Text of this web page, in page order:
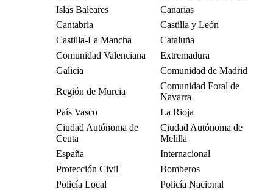
Islas Baleares
Canarias
Cantabria
Castilla y León
Castilla-La Mancha
Cataluña
Comunidad Valenciana
Extremadura
Galicia
Comunidad de Madrid
Región de Murcia
Comunidad Foral de
Navarra
País Vasco
La Rioja
Ciudad Autónoma de
Ceuta
Ciudad Autónoma de
Melilla
España
Internacional
Protección Civil
Bomberos
Policía Local
Policía Nacional